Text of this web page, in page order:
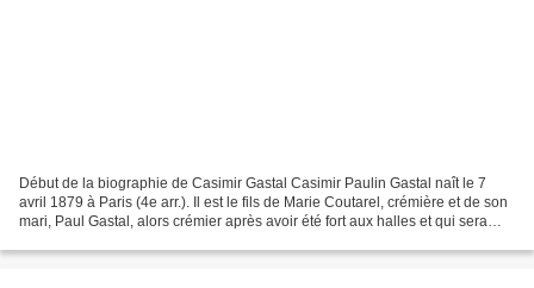
Début de la biographie de Casimir Gastal Casimir Paulin Gastal naît le 7
avril 1879 à Paris (4e arr.). Il est le fils de Marie Coutarel, crémière et de son
mari, Paul Gastal, alors crémier après avoir été fort aux halles et qui sera